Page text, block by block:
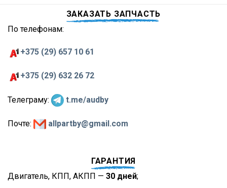
ЗАКАЗАТЬ ЗАПЧАСТЬ
По телефонам:
+375 (29) 657 10 61
+375 (29) 632 26 72
Телеграму: t.me/audby
Почте: allpartby@gmail.com
ГАРАНТИЯ
Двигатель, КПП, АКПП — 30 дней;